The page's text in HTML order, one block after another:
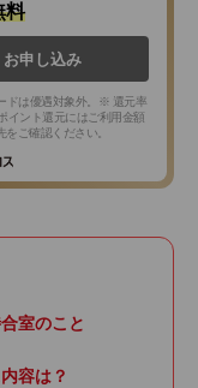
料
お申し込み
ドは優遇対象外。※ 還元率
イント還元にはご利用金額
ご確認ください。
室のこと
容は？